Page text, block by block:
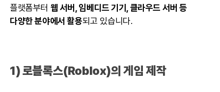
플랫폼부터 웹 서버, 임베디드 기기, 클라우드 서버 등
다양한 분야에서 활용되고 있습니다.
1) 로블록스(Roblox)의 게임 제작